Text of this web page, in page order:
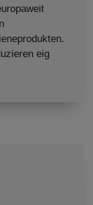
eig